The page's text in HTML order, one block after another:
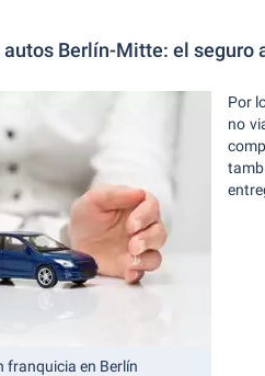
Berlín-Mitte: el seguro
franquicia en Berlín
Por
no